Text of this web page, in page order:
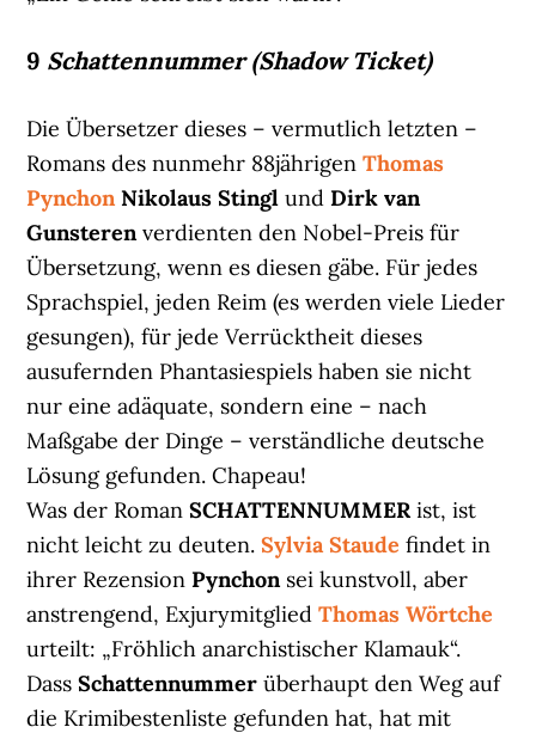
9 Schattennummer (Shadow Ticket)
Die Übersetzer dieses – vermutlich letzten –
Romans des nunmehr 88jährigenThomas
PynchonNikolaus StinglundDirk van
Gunsterenverdienten den Nobel-Preis für
Übersetzung, wenn es diesen gäbe. Für jedes
Sprachspiel, jeden Reim (es werden viele Lieder
gesungen), für jede Verrücktheit dieses
ausufernden Phantasiespiels haben sie nicht
nur eine adäquate, sondern eine – nach
Maßgabe der Dinge – verständliche deutsche
Lösung gefunden. Chapeau!
Was der RomanSCHATTENNUMMERist, ist
nicht leicht zu deuten.Sylvia Staude findet in
ihrer RezensionPynchonsei kunstvoll, aber
anstrengend, ExjurymitgliedThomas Wörtche
urteilt: „Fröhlich anarchistischer Klamauk“.
DassSchattennummer überhaupt den Weg auf
die Krimibestenliste gefunden hat, hat mit